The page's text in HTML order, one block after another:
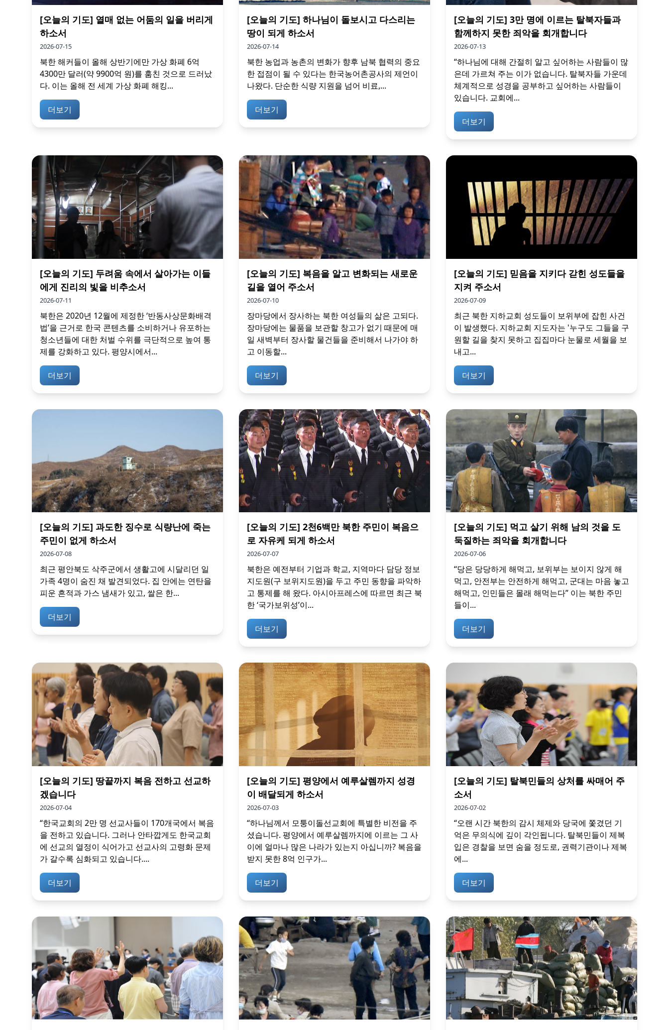
[오늘의 기도] 열매 없는 어둠의 일을 버리게
하소서
2026-07-15
북한 해커들이 올해 상반기에만 가상 화폐 6억
4300만 달러(약 9900억 원)를 훔친 것으로 드러났
다. 이는 올해 전 세계 가상 화폐 해킹...
더보기
[오늘의 기도] 하나님이 돌보시고 다스리는
땅이 되게 하소서
2026-07-14
북한 농업과 농촌의 변화가 향후 남북 협력의 중요
한 접점이 될 수 있다는 한국농어촌공사의 제언이
나왔다. 단순한 식량 지원을 넘어 비료,...
더보기
[오늘의 기도] 3만 명에 이르는 탈북자들과
함께하지 못한 죄악을 회개합니다
2026-07-13
“하나님에 대해 간절히 알고 싶어하는 사람들이 많
은데 가르쳐 주는 이가 없습니다. 탈북자들 가운데
체계적으로 성경을 공부하고 싶어하는 사람들이
있습니다. 교회에...
더보기
[오늘의 기도] 두려움 속에서 살아가는 이들
에게 진리의 빛을 비추소서
2026-07-11
북한은 2020년 12월에 제정한 ‘반동사상문화배격
법’을 근거로 한국 콘텐츠를 소비하거나 유포하는
청소년들에 대한 처벌 수위를 극단적으로 높여 통
제를 강화하고 있다. 평양시에서...
더보기
[오늘의 기도] 복음을 알고 변화되는 새로운
길을 열어 주소서
2026-07-10
장마당에서 장사하는 북한 여성들의 삶은 고되다.
장마당에는 물품을 보관할 창고가 없기 때문에 매
일 새벽부터 장사할 물건들을 준비해서 나가야 하
고 이동할...
더보기
[오늘의 기도] 믿음을 지키다 갇힌 성도들을
지켜 주소서
2026-07-09
최근 북한 지하교회 성도들이 보위부에 잡힌 사건
이 발생했다. 지하교회 지도자는 '누구도 그들을 구
원할 길을 찾지 못하고 집집마다 눈물로 세월을 보
내고...
더보기
[오늘의 기도] 과도한 징수로 식량난에 죽는
주민이 없게 하소서
2026-07-08
최근 평안북도 삭주군에서 생활고에 시달리던 일
가족 4명이 숨진 채 발견되었다. 집 안에는 연탄을
피운 흔적과 가스 냄새가 있고, 쌀은 한...
더보기
[오늘의 기도] 2천6백만 북한 주민이 복음으
로 자유케 되게 하소서
2026-07-07
북한은 예전부터 기업과 학교, 지역마다 담당 정보
지도원(구 보위지도원)을 두고 주민 동향을 파악하
고 통제를 해 왔다. 아시아프레스에 따르면 최근 북
한 ‘국가보위성’이...
더보기
[오늘의 기도] 먹고 살기 위해 남의 것을 도
둑질하는 죄악을 회개합니다
2026-07-06
‘‘당은 당당하게 해먹고, 보위부는 보이지 않게 해
먹고, 안전부는 안전하게 해먹고, 군대는 마음 놓고
해먹고, 인민들은 몰래 해먹는다” 이는 북한 주민
들이...
더보기
[오늘의 기도] 땅끝까지 복음 전하고 선교하
겠습니다
2026-07-04
“한국교회의 2만 명 선교사들이 170개국에서 복음
을 전하고 있습니다. 그러나 안타깝게도 한국교회
에 선교의 열정이 식어가고 선교사의 고령화 문제
가 갈수록 심화되고 있습니다....
더보기
[오늘의 기도] 평양에서 예루살렘까지 성경
이 배달되게 하소서
2026-07-03
“하나님께서 모퉁이돌선교회에 특별한 비전을 주
셨습니다. 평양에서 예루살렘까지에 이르는 그 사
이에 얼마나 많은 나라가 있는지 아십니까? 복음을
받지 못한 8억 인구가...
더보기
[오늘의 기도] 탈북민들의 상처를 싸매어 주
소서
2026-07-02
“오랜 시간 북한의 감시 체제와 당국에 쫓겼던 기
억은 무의식에 깊이 각인됩니다. 탈북민들이 제복
입은 경찰을 보면 숨을 정도로, 권력기관이나 제복
에...
더보기